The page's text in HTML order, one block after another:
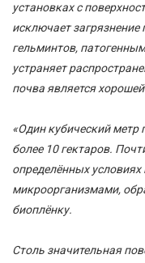
установках с
исключает
гельминтов,
устраняет
почва является
«Один кубический метр
более 10 гектаров.
определённых
микроорганизмами,
биоплёнку.
Столь значительная